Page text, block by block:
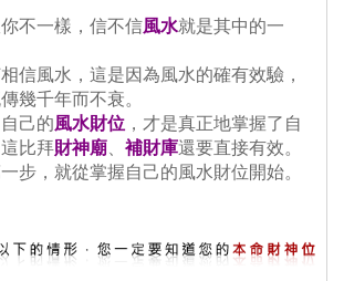
不一樣，信不信風水就是其中的一
信風水，這是因為風水的確有效驗，
幾千年而不衰。
己的風水財位 ，才是真正地掌握了自
比拜財神廟、 補財庫還要直接有效。
步，就從掌握自己的風水財位開始。